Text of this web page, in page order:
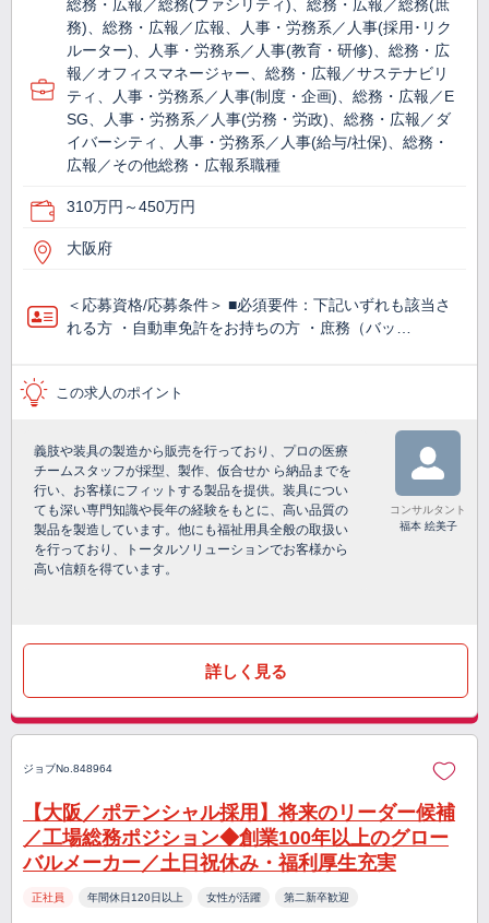
総務・広報／総務(ファシリティ)、総務・広報／総務(庶
務)、総務・広報／広報、人事・労務系／人事(採用･リク
ルーター)、人事・労務系／人事(教育・研修)、総務・広
報／オフィスマネージャー、総務・広報／サステナビリ
ティ、人事・労務系／人事(制度・企画)、総務・広報／E
SG、人事・労務系／人事(労務・労政)、総務・広報／ダ
イバーシティ、人事・労務系／人事(給与/社保)、総務・
広報／その他総務・広報系職種
310万円～450万円
大阪府
＜応募資格/応募条件＞ ■必須要件：下記いずれも該当さ
れる方 ・自動車免許をお持ちの方 ・庶務（バッ…
この求人のポイント
義肢や装具の製造から販売を行っており、プロの医療
チームスタッフが採型、製作、仮合せか ら納品までを
行い、お客様にフィットする製品を提供。装具につい
ても深い専門知識や長年の経験をもとに、高い品質の
製品を製造しています。他にも福祉用具全般の取扱い
を行っており、トータルソリューションでお客様から
高い信頼を得ています。
コンサルタント
福本 絵美子
詳しく見る
ジョブNo.848964
【大阪／ポテンシャル採用】将来のリーダー候補
／工場総務ポジション◆創業100年以上のグロー
バルメーカー／土日祝休み・福利厚生充実
正社員 年間休日120日以上 女性が活躍 第二新卒歓迎